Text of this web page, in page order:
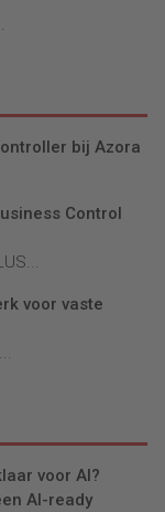
bij Azora
Control
voor vaste
voor AI?
AI-ready